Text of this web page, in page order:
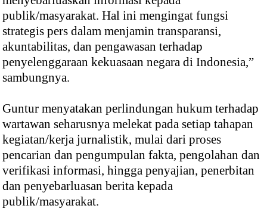
publik/masyarakat. Hal ini mengingat fungsi
strategis pers dalam menjamin transparansi,
akuntabilitas, dan pengawasan terhadap
penyelenggaraan kekuasaan negara di Indonesia,”
sambungnya.
Guntur menyatakan perlindungan hukum terhadap
wartawan seharusnya melekat pada setiap tahapan
kegiatan/kerja jurnalistik, mulai dari proses
pencarian dan pengumpulan fakta, pengolahan dan
verifikasi informasi, hingga penyajian, penerbitan
dan penyebarluasan berita kepada
publik/masyarakat.